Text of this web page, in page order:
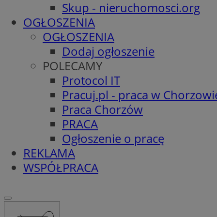
Skup - nieruchomosci.org
OGŁOSZENIA
OGŁOSZENIA
Dodaj ogłoszenie
POLECAMY
Protocol IT
Pracuj.pl - praca w
Praca Chorzów
PRACA
Ogłoszenie o pracę
REKLAMA
WSPÓŁPRACA